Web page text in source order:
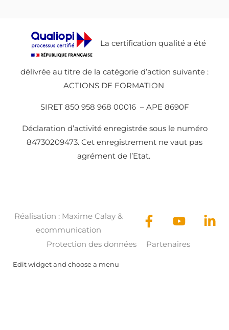
La certification qualité a été
délivrée au titre de la catégorie d’action suivante :
ACTIONS DE FORMATION
SIRET 850 958 968 00016 – APE 8690F
Déclaration d’activité enregistrée sous le numéro
84730209473. Cet enregistrement ne vaut pas
agrément de l’Etat.
Réalisation : Maxime Calay &
ecommunication
Protection des données
Partenaires
Edit widget and choose a menu